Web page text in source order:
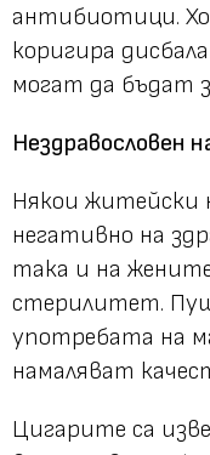
антибиотици.
коригира
могат да бъдат
Нездравословен
Някои житейски
негативно на
така и на
стерилитет.
употребата на
намаляват
Цигарите са